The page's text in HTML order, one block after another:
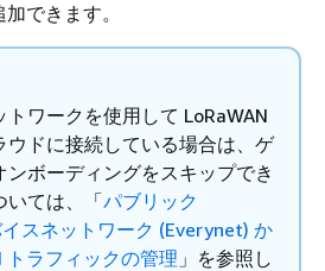
できます。
ワークを使用して LoRaWAN
ウドに接続している場合は、ゲ
ンボーディングをスキップでき
いては、「パブリック
イスネットワーク (Everynet) か
トラフィックの管理 」を参照し